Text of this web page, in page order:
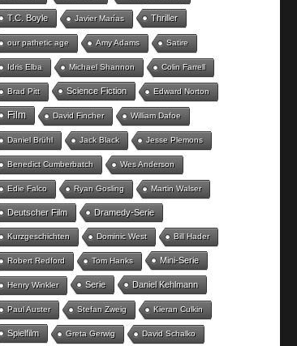
T.C. Boyle Javier Marías Thriller
our pathetic age Amy Adams Satire
Idris Elba Michael Shannon Colin Farrell
Brad Pitt Science Fiction Edward Norton
Film David Fincher William Dafoe
Daniel Brühl Jack Black Jesse Plemons
Benedict Cumberbatch Wes Anderson
Edie Falco Ryan Gosling Martin Walser
Deutscher Film Dramedy-Serie
Kurzgeschichten Dominic West Bill Hader
Robert Redford Tom Hanks Mini-Serie
Henry Winkler Serie Daniel Kehlmann
Paul Auster Stefan Zweig Kieran Culkin
Spielfilm Greta Gerwig David Schalko